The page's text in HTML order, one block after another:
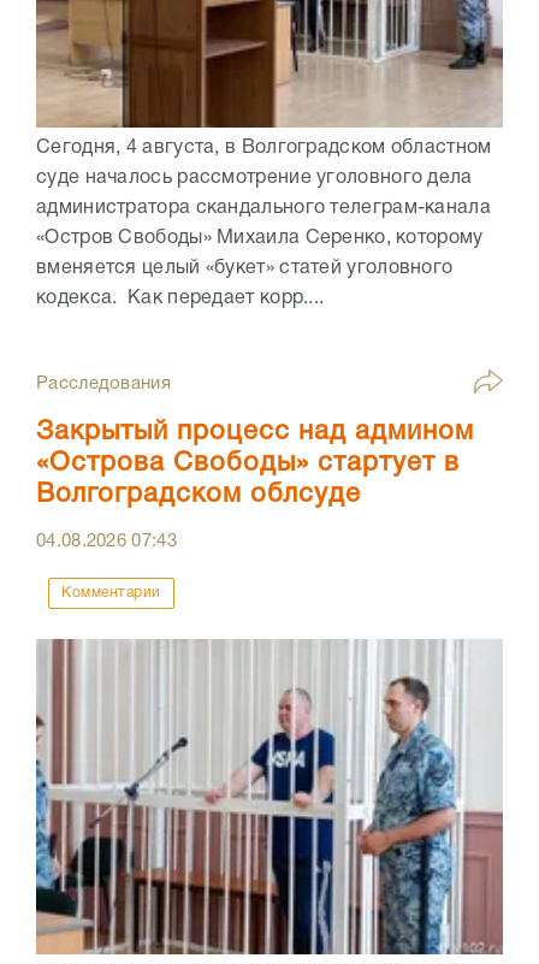
Сегодня, 4 августа, в Волгоградском областном
суде началось рассмотрение уголовного дела
администратора скандального телеграм-канала
«Остров Свободы» Михаила Серенко, которому
вменяется целый «букет» статей уголовного
кодекса. Как передает корр....
Расследования
Закрытый процесс над админом
«Острова Свободы» стартует в
Волгоградском облсуде
04.08.202607:43
Комментарии